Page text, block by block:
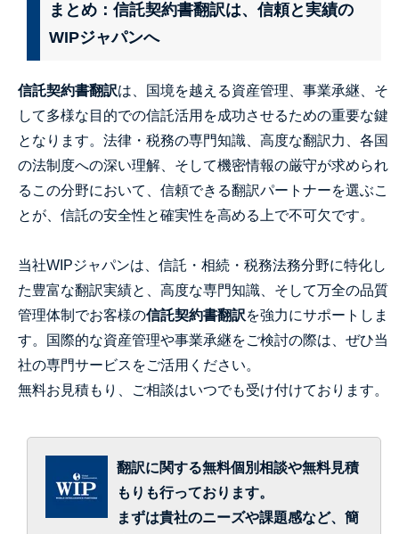
まとめ：信託契約書翻訳は、信頼と実績の
WIPジャパンへ
信託契約書翻訳は、国境を越える資産管理、事業承継、そ
して多様な目的での信託活用を成功させるための重要な鍵
となります。法律・税務の専門知識、高度な翻訳力、各国
の法制度への深い理解、そして機密情報の厳守が求められ
るこの分野において、信頼できる翻訳パートナーを選ぶこ
とが、信託の安全性と確実性を高める上で不可欠です。
当社WIPジャパンは、信託・相続・税務法務分野に特化し
た豊富な翻訳実績と、高度な専門知識、そして万全の品質
管理体制でお客様の信託契約書翻訳を強力にサポートしま
す。国際的な資産管理や事業承継をご検討の際は、ぜひ当
社の専門サービスをご活用ください。
無料お見積もり、ご相談はいつでも受け付けております。
翻訳に関する無料個別相談や無料見積
もりも行っております。
まずは貴社のニーズや課題感など、簡